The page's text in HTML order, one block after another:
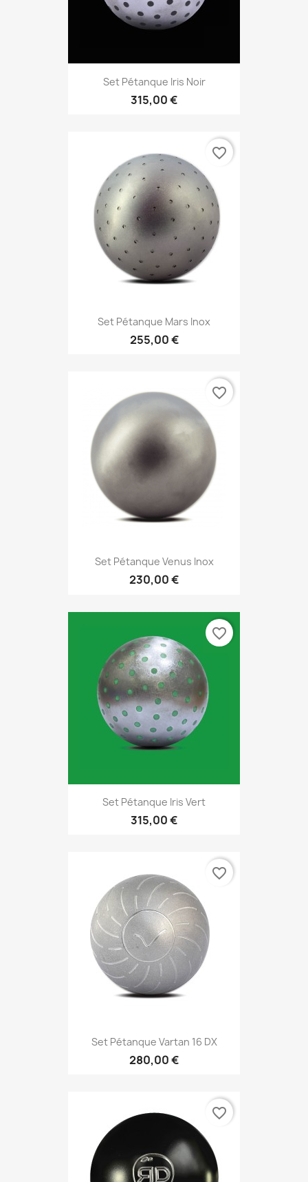
Set Pétanque Iris Noir
315,00 €
Set Pétanque Mars Inox
255,00 €
favorite_border
Set Pétanque Venus Inox
230,00 €
favorite_border
Set Pétanque Iris Vert
315,00 €
favorite_border
Set Pétanque Vartan 16 DX
280,00 €
favorite_border
favorite_border